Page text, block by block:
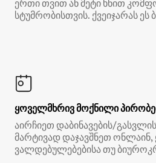
ერთი თვით ან მეტი ხნით
სტუმრობისთვის. ქვეიჯარას ეს
ყოველმხრივ მოქნილი
აირჩიეთ დაბინავების/
მარტივად დაჯავშნეთ
ვალდებულებებისა თუ